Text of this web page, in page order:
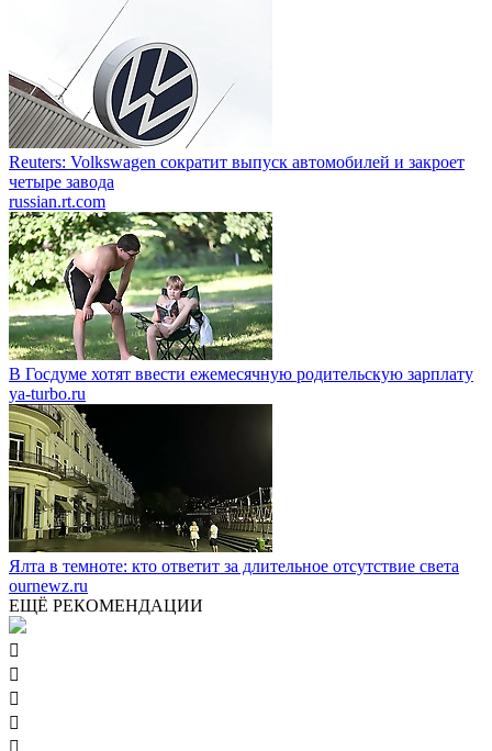
Reuters: Volkswagen сократит выпуск автомобилей и закроет
четыре завода
russian.rt.com
В Госдуме хотят ввести ежемесячную родительскую зарплату
ya-turbo.ru
Ялта в темноте: кто ответит за длительное отсутствие света
ournewz.ru
ЕЩЁ РЕКОМЕНДАЦИИ




